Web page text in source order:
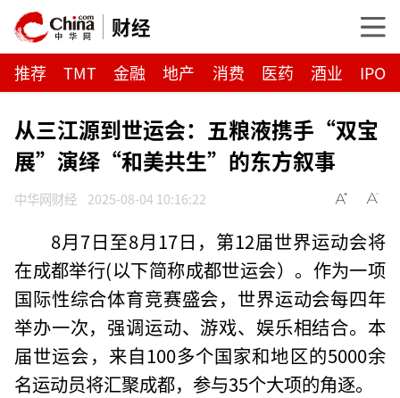
财经
推荐 TMT 金融 地产 消费 医药 酒业 IPO
从三江源到世运会：五粮液携手“双宝
展”演绎“和美共生”的东方叙事
中华网财经 2025-08-04 10:16:22
8月7日至8月17日，第12届世界运动会将
在成都举行(以下简称成都世运会）。作为一项
国际性综合体育竞赛盛会，世界运动会每四年
举办一次，强调运动、游戏、娱乐相结合。本
届世运会，来自100多个国家和地区的5000余
名运动员将汇聚成都，参与35个大项的角逐。